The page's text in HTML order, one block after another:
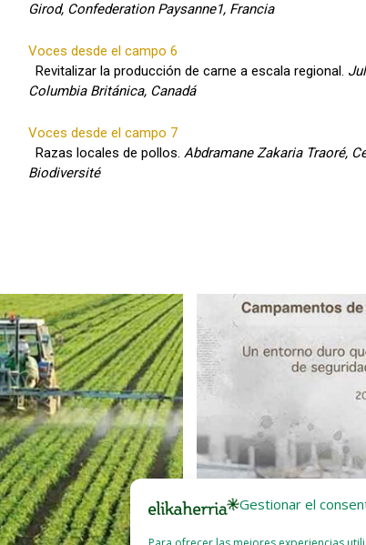
Gestionar el
Girod, Confederation Paysanne1, Francia
Voces desde el campo 6
Revitalizar la producción de carne a escala regional.
Columbia Británica, Canadá
Voces desde el campo 7
Razas locales de pollos. Abdramane Zakaria Traoré,
Biodiversité